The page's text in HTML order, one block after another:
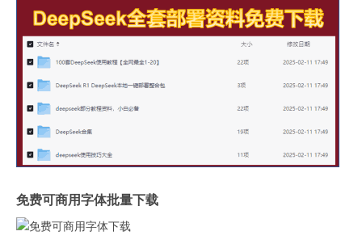
免费可商用字体批量下载